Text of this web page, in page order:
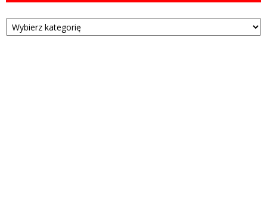
Kategorie